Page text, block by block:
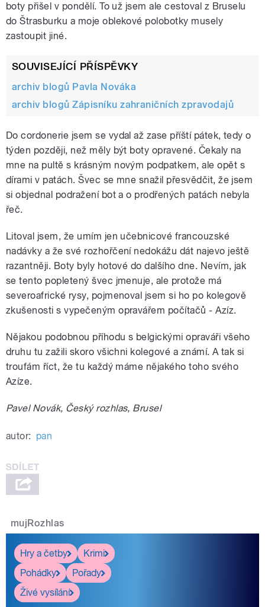
boty přišel v pondělí. To už jsem ale cestoval z Bruselu
do Štrasburku a moje oblekové polobotky musely
zastoupit jiné.
SOUVISEJÍCÍ PŘÍSPĚVKY
archiv blogů Pavla Nováka
archiv blogů Zápisníku zahraničních zpravodajů
Do cordonerie jsem se vydal až zase příští pátek, tedy o
týden později, než měly být boty opravené. Čekaly na
mne na pultě s krásným novým podpatkem, ale opět s
dírami v patách. Švec se mne snažil přesvědčit, že jsem
si objednal podražení bot a o prodřených patách nebyla
řeč.
Litoval jsem, že umím jen učebnicové francouzské
nadávky a že své rozhořčení nedokážu dát najevo ještě
razantněji. Boty byly hotové do dalšího dne. Nevím, jak
se tento popletený švec jmenuje, ale protože má
severoafrické rysy, pojmenoval jsem si ho po kolegově
zkušenosti s vypečeným opravářem počítačů - Azíz.
Nějakou podobnou příhodu s belgickými opraváři všeho
druhu tu zažili skoro všichni kolegové a známí. A tak si
troufám říct, že tu každý máme nějakého toho svého
Azíze.
Pavel Novák, Český rozhlas, Brusel
autor: pan
mujRozhlas
Hry a četby
Krimi
Pohádky
Pořady
Živé vysílání